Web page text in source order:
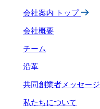
会社案内 トップ
会社概要
チーム
沿革
共同創業者メッセージ
私たちについて